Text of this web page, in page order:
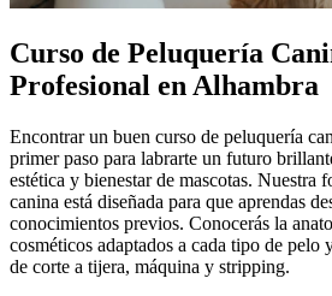
Curso de Peluquería
Profesional en Alhambra
Encontrar un buen curso de peluquería
primer paso para labrarte un futuro
estética y bienestar de mascotas. Nuestra
canina está diseñada para que aprendas
conocimientos previos. Conocerás la
cosméticos adaptados a cada tipo de pelo
de corte a tijera, máquina y stripping.